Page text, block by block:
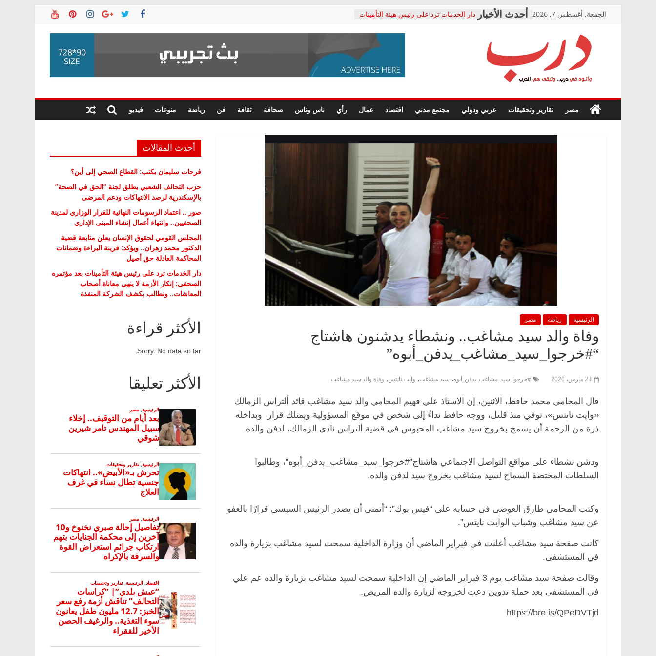
الجمعة, أغسطس 7, 2026
دار الخدمات ترد على رئيس هيئة التأمينات
معاناة أصحاب المعاشات.. ونطالب بكشف
فرحات سليمان يكتب: القطاع الصحي إلى
حزب التحالف الشعبي يطلق لجنة “الحق
صور .. اعتماد الرسومات النهائية للقرار
الوزاري لمدينة الصحفيين.. وانتهاء أعمال
إنشاء المبنى الإداري
قرينة البراءة وضمانات المحاكمة العادلة
درب
في
درب..
مصر تقارير وتحقيقات عربي ودولي مجتمع مدني اقتصاد عمال رأي ناس وناس صحافة ثقافة فن رياضة منوعات فيديو
الرئيسية رياضة مصر
وفاة والد سيد مشاغب.. ونشطاء يدشنون هاشتاج
“#خرجوا_سيد_مشاغب_يدفن_أبوه”
23 مارس، 2020 #خرجوا_سيد_مشاغب_يدفن_أبوه, سيد مشاغب, وايت نايتس, وفاة والد سيد مشاغب
قال المحامي محمد حافظ، الاثنين، إن الاستاذ علي فهيم المحامي والد سيد مشاغب قائد ألتراس الزمالك
«وايت نايتس»، توفي منذ قليل، ووجه حافظ نداءً إلى شخص في موقع المسؤولية ويمتلك قرار، وبداخله
ذرة من الرحمة أن يسمح بخروج سيد مشاغب المحبوس في قضية ألتراس نادي الزمالك، لدفن والده.
ودشن نشطاء على مواقع التواصل الاجتماعي هاشتاج”#خرجوا_سيد_مشاغب_يدفن_أبوه”، وطالبوا
السلطات المختصة السماح لسيد مشاغب بخروج سيد لدفن والده.
وكتب المحامي طارق العوضي في حسابه على “فيس بوك”: “أتمنى أن يصدر الرئيس السيسي قرارًا بالعفو
عن سيد مشاغب وشباب الوايت نايتس”.
كانت صفحة سيد مشاغب أعلنت في فبراير الماضي أن وزارة الداخلية سمحت لسيد مشاغب بزيارة والده
في المستشفى.
وقالت صفحة سيد مشاغب يوم 3 فبراير الماضي إن ‏الداخلية سمحت لسيد مشاغب بزيارة والده عم علي
في المستشفى بعد حملة تدوين دعت لخروجه لزيارة والده المريض.
https://bre.is/QPeDVTjd
أحدث المقالات
فرحات سليمان يكتب: القطاع الصحي إلى أين؟
حزب التحالف الشعبي يطلق لجنة “الحق في الصحة”
بالإسكندرية لرصد الانتهاكات ودعم المرضى
صور .. اعتماد الرسومات النهائية للقرار الوزاري لمدينة
الصحفيين.. وانتهاء أعمال إنشاء المبنى الإداري
المجلس القومي لحقوق الإنسان يعلن متابعة قضية
الدكتور محمد زهران.. ويؤكد: قرينة البراءة وضمانات
المحاكمة العادلة حق أصيل
دار الخدمات ترد على رئيس هيئة التأمينات بعد مؤتمره
الصحفي: إنكار الأزمة لا ينهي معاناة أصحاب
المعاشات.. ونطالب بكشف الشركة المنفذة
الأكثر قراءة
Sorry. No data so far.
الأكثر تعليقا